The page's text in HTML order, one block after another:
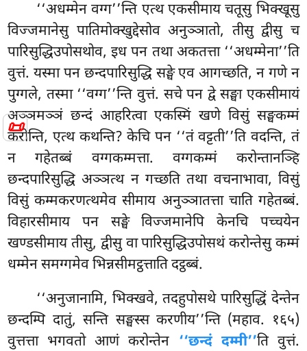
📜
‘‘अधम्मेन वग्ग’’न्ति एत्थ एकसीमाय चतूसु भिक्खूसु
विज्जमानेसु पातिमोक्खुद्देसोव अनुञ्ञातो, तीसु द्वीसु च
पारिसुद्धिउपोसथोव, इध पन तथा अकतत्ता ‘‘अधम्मेना’’ति
वुत्तं. यस्मा पन छन्दपारिसुद्धि सङ्घे एव आगच्छति, न गणे न
पुग्गले, तस्मा ‘‘वग्ग’’न्ति वुत्तं. सचे पन द्वे सङ्घा एकसीमायं
अञ्ञमञ्ञं छन्दं आहरित्वा एकस्मिं खणे विसुं सङ्घकम्मं
करोन्ति, एत्थ कथन्ति? केचि पन ‘‘तं वट्टती’’ति वदन्ति, तं
न गहेतब्बं वग्गकम्मत्ता. वग्गकम्मं करोन्तानञ्हि
छन्दपारिसुद्धिअञ्ञत्थ न गच्छति तथा वचनाभावा, विसुं
विसुं कम्मकरणत्थमेव सीमाय अनुञ्ञातत्ता चाति गहेतब्बं.
विहारसीमाय पन सङ्घे विज्जमानेपि केनचि पच्चयेन
खण्डसीमाय तीसु, द्वीसु वा पारिसुद्धिउपोसथं करोन्तेसु कम्मं
धम्मेन समग्गमेव भिन्नसीमट्ठत्ताति दट्ठब्बं.
‘‘अनुजानामि, भिक्खवे, तदहुपोसथे पारिसुद्धिं देन्तेन
छन्दम्पि दातुं, सन्ति सङ्घस्स करणीय’’न्ति (महाव. १६५)
वुत्तत्ता भगवतो आणं करोन्तेन ‘‘छन्दं दम्मी’’ति वुत्तं.